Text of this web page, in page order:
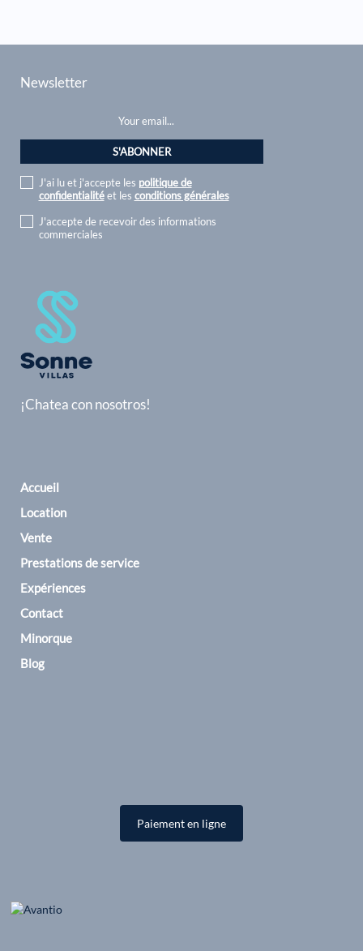
Newsletter
J'ai lu et j'accepte les politique de
confidentialitéet les conditions générales
J'accepte de recevoir des informations
commerciales
¡Chatea con nosotros!
Accueil
Location
Vente
Prestations de service
Expériences
Contact
Minorque
Blog
Paiement en ligne